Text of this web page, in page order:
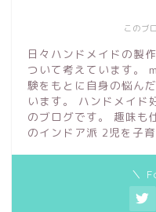
このブ
日々ハンドメイドの製
ついて考えています。
験をもとに自身の悩ん
います。 ハンドメイド
のブログです。 趣味も
のインドア派 2児を子
＼